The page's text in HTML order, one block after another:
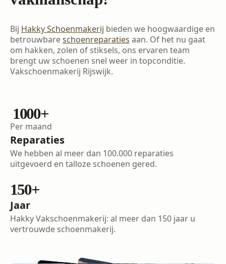
Bij Hakky Schoenmakerij bieden we hoogwaardige en
betrouwbareschoenreparaties aan. Of het nu gaat
om hakken, zolen of stiksels, ons ervaren team
brengt uw schoenen snel weer in topconditie.
Vakschoenmakerij Rijswijk.
1000+
Per maand
Reparaties
We hebben al meer dan 100.000 reparaties
uitgevoerd en talloze schoenen gered.
150+
Jaar
Hakky Vakschoenmakerij: al meer dan 150 jaar u
vertrouwde schoenmakerij.